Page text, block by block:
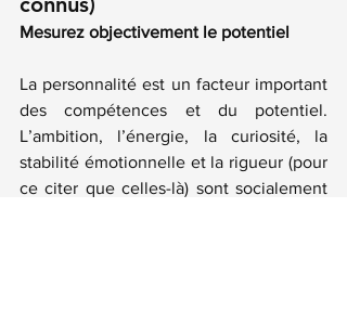
Mesurez objectivement le potentiel
La personnalité est un facteur important
des compétences et du potentiel.
L’ambition, l’énergie, la curiosité, la
stabilité émotionnelle et la rigueur (pour
ce citer que celles-là) sont socialement